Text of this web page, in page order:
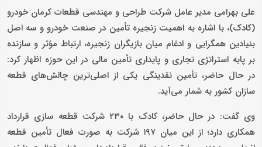
علی بهرامی مدیر عامل شرکت طراحی و مهندسی قطعات کرمان خودرو
(کادک)، با اشاره به اهمیت زنجیره تأمین در صنعت خودرو و سه اصل
بنیادین همگرایی و ادغام میان بازیگران زنجیره، ارتباط مؤثر و سازنده
بر پایه استراتژی تجاری و پایداری تأمین مالی در این حوزه اظهار کرد:
در حال حاضر، تأمین نقدینگی یکی از اصلی‌ترین چالش‌های قطعه
سازان کشور به شمار می‌آید.
وی گفت: در حال حاضر، کادک با ۲۳۰ شرکت قطعه سازی قرارداد
همکاری دارد؛ از این میان ۱۹۷ شرکت به صورت فعال تأمین قطعه